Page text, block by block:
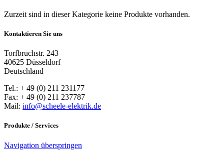
Zurzeit sind in dieser Kategorie keine Produkte vorhanden.
Kontaktieren Sie uns
Torfbruchstr. 243
40625 Düsseldorf
Deutschland
Tel.: + 49 (0) 211 231177
Fax: + 49 (0) 211 237787
Mail: info@scheele-elektrik.de
Produkte / Services
Navigation überspringen